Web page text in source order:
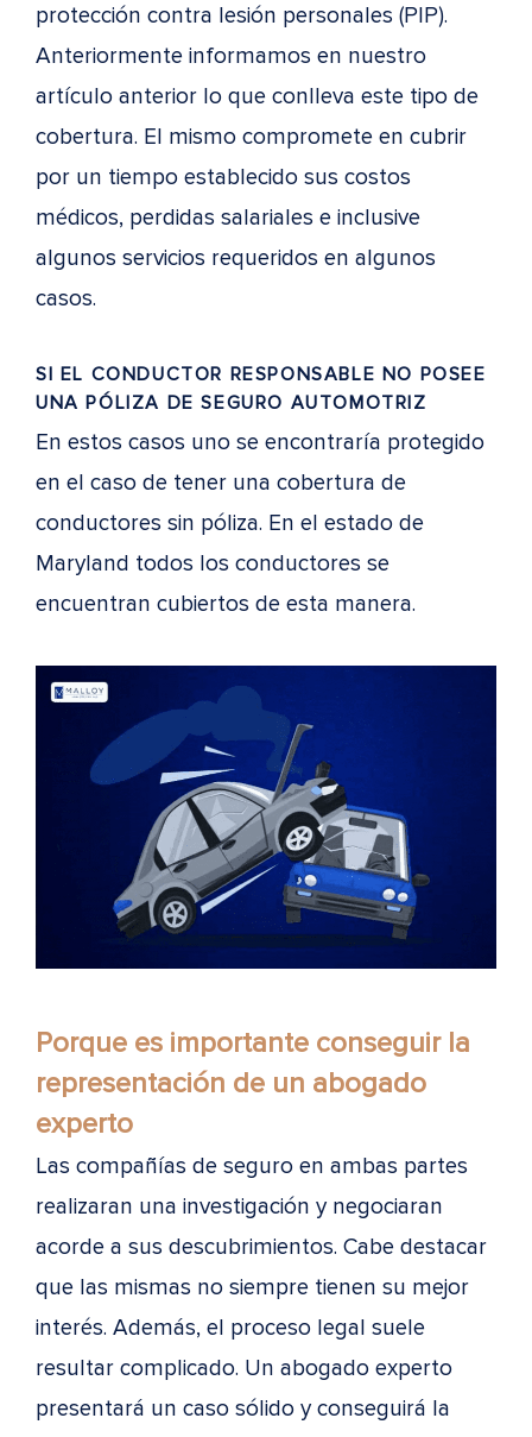
protección contra lesión personales (PIP).
Anteriormente informamos en nuestro
artículo anterior lo que conlleva este tipo de
cobertura. El mismo compromete en cubrir
por un tiempo establecido sus costos
médicos, perdidas salariales e inclusive
algunos servicios requeridos en algunos
casos.
SI EL CONDUCTOR RESPONSABLE NO POSEE
UNA PÓLIZA DE SEGURO AUTOMOTRIZ
En estos casos uno se encontraría protegido
en el caso de tener una cobertura de
conductores sin póliza. En el estado de
Maryland todos los conductores se
encuentran cubiertos de esta manera.
Porque es importante conseguir la
representación de un abogado
experto
Las compañías de seguro en ambas partes
realizaran una investigación y negociaran
acorde a sus descubrimientos. Cabe destacar
que las mismas no siempre tienen su mejor
interés. Además, el proceso legal suele
resultar complicado. Un abogado experto
presentará un caso sólido y conseguirá la